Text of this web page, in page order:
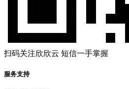
扫码关注欣欣云 短信一手掌握
服务支持